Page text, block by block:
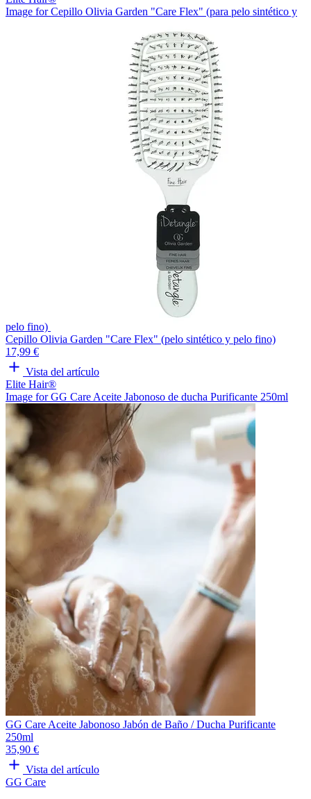
Image for Cepillo Olivia Garden "Care Flex" (para pelo sintético y
pelo fino)
Cepillo Olivia Garden "Care Flex" (pelo sintético y pelo fino)
17,99 €
Vista del artículo
Elite Hair®
Image for GG Care Aceite Jabonoso de ducha Purificante 250ml
GG Care Aceite Jabonoso Jabón de Baño / Ducha Purificante
250ml
35,90 €
Vista del artículo
GG Care